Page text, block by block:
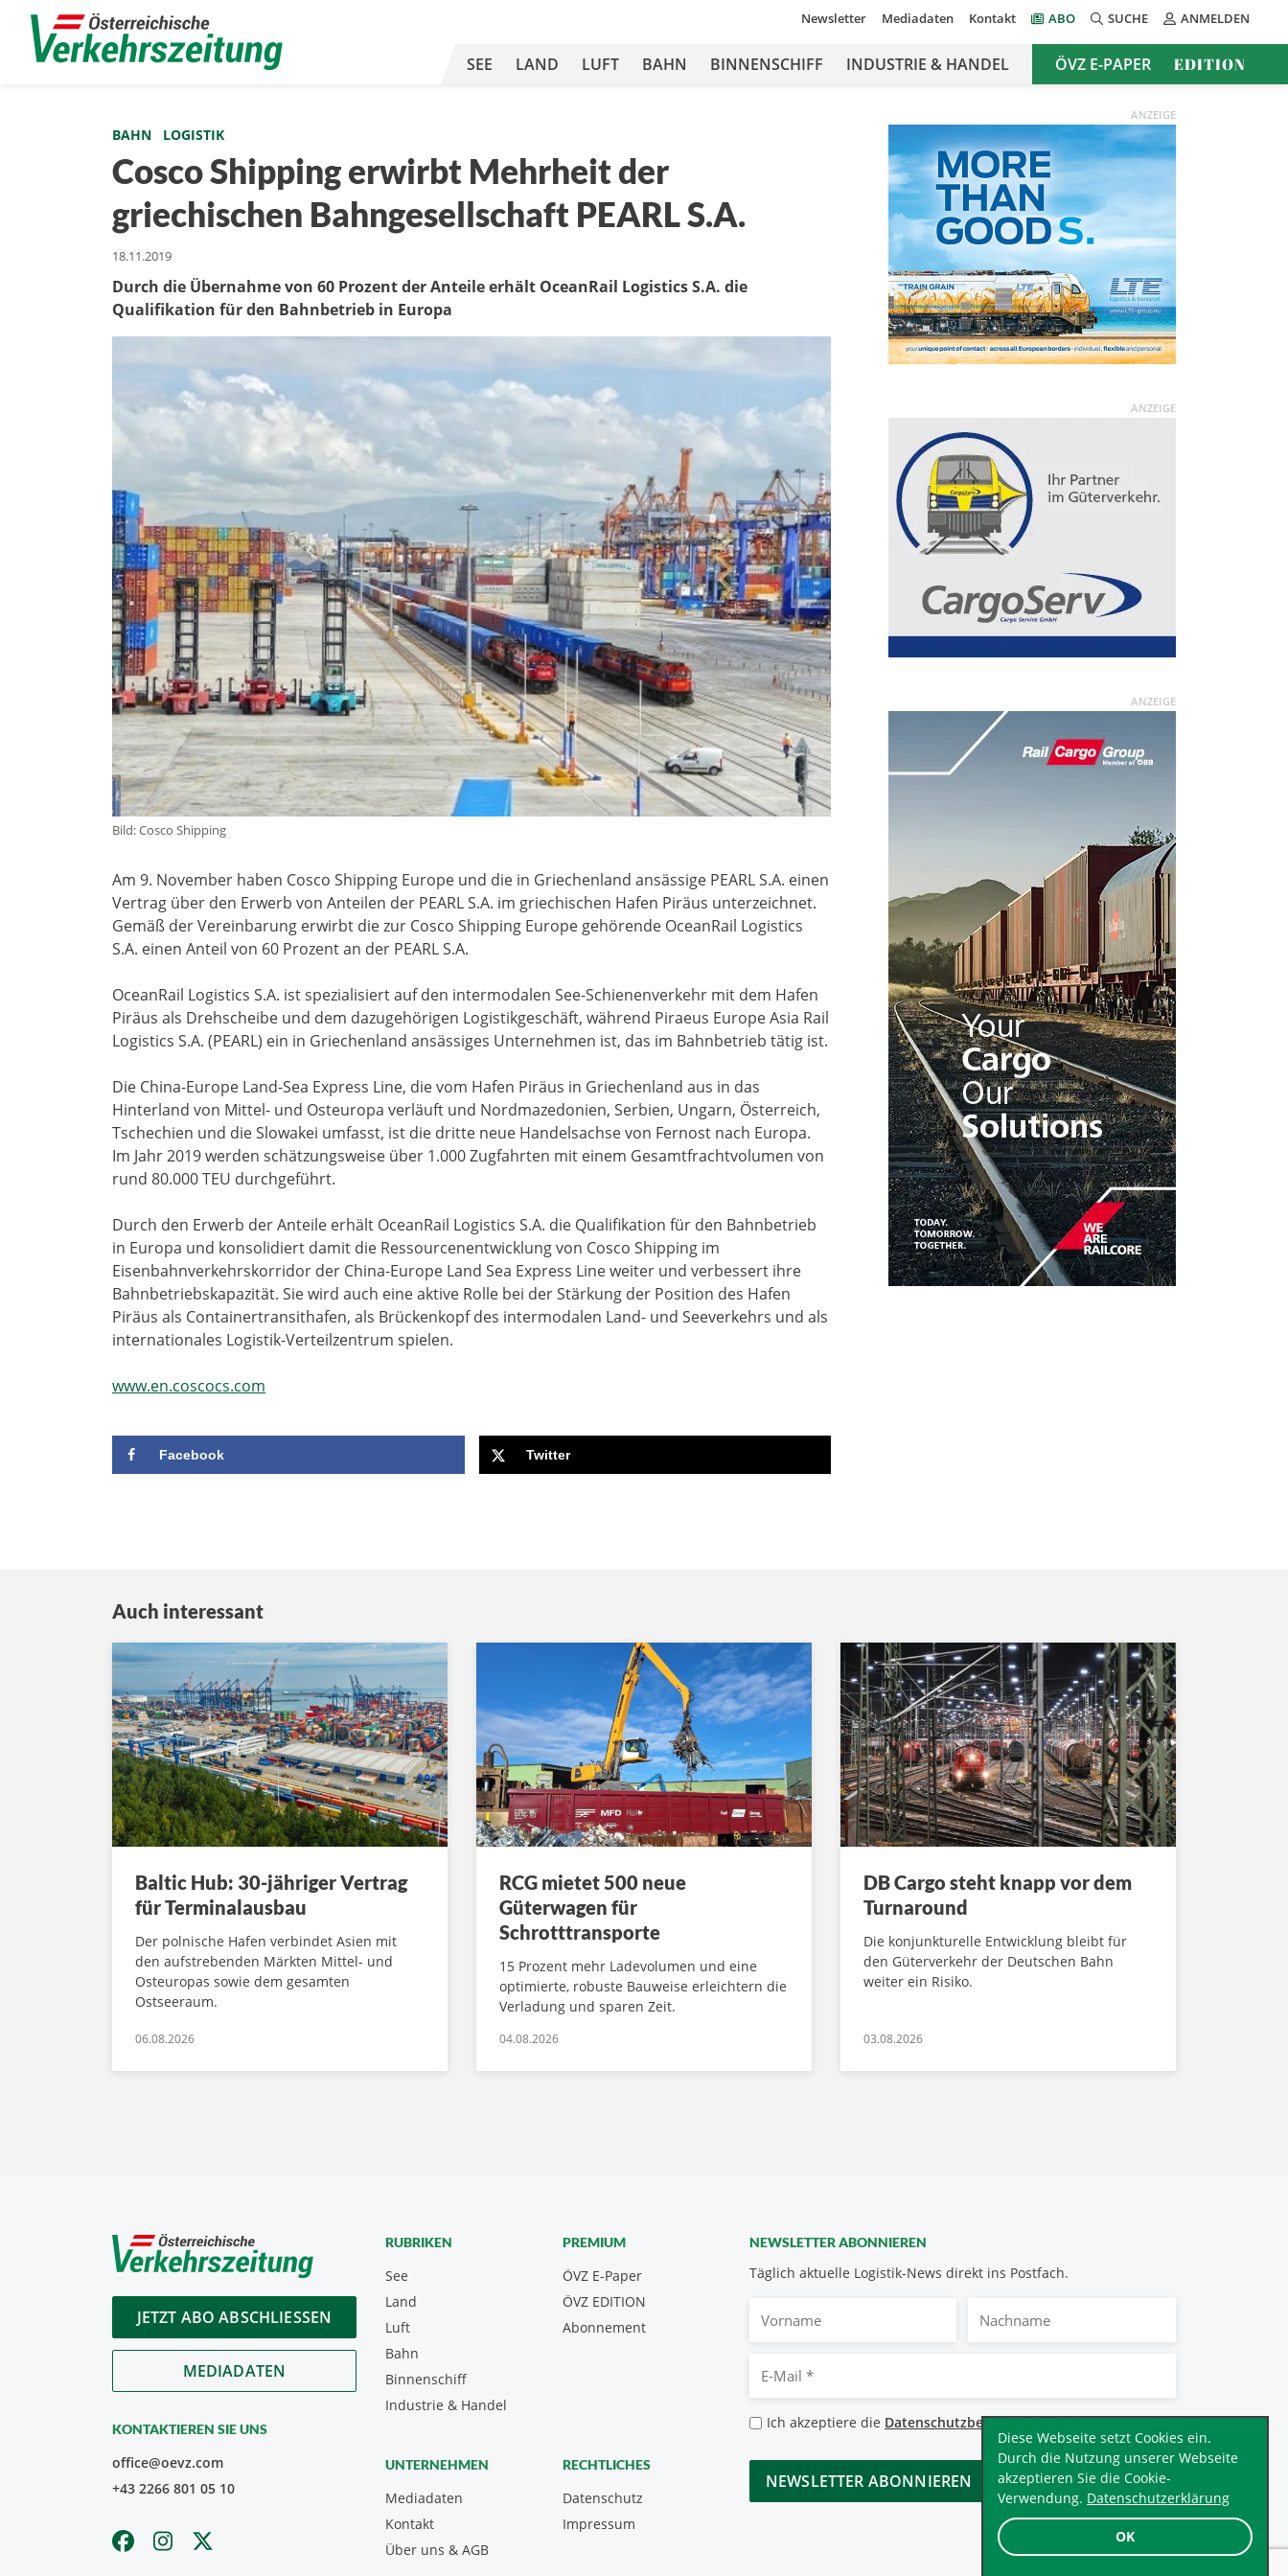
OK
Diese Webseite setzt Cookies ein.
Durch die Nutzung unserer Webseite
akzeptieren Sie die Cookie-
Verwendung. Datenschutzerklärung
Newsletter Mediadaten Kontakt ABO SUCHE ANMELDEN
SEE LAND LUFT BAHN BINNENSCHIFF INDUSTRIE & HANDEL ÖVZ E-PAPER EDITION
BAHN LOGISTIK
Cosco Shipping erwirbt Mehrheit der
griechischen Bahngesellschaft PEARL S.A.
18.11.2019
Durch die Übernahme von 60 Prozent der Anteile erhält OceanRail Logistics S.A. die
Qualifikation für den Bahnbetrieb in Europa
Bild: Cosco Shipping
Am 9. November haben Cosco Shipping Europe und die in Griechenland ansässige PEARL S.A. einen
Vertrag über den Erwerb von Anteilen der PEARL S.A. im griechischen Hafen Piräus unterzeichnet.
Gemäß der Vereinbarung erwirbt die zur Cosco Shipping Europe gehörende OceanRail Logistics
S.A. einen Anteil von 60 Prozent an der PEARL S.A.
OceanRail Logistics S.A. ist spezialisiert auf den intermodalen See-Schienenverkehr mit dem Hafen
Piräus als Drehscheibe und dem dazugehörigen Logistikgeschäft, während Piraeus Europe Asia Rail
Logistics S.A. (PEARL) ein in Griechenland ansässiges Unternehmen ist, das im Bahnbetrieb tätig ist.
Die China-Europe Land-Sea Express Line, die vom Hafen Piräus in Griechenland aus in das
Hinterland von Mittel- und Osteuropa verläuft und Nordmazedonien, Serbien, Ungarn, Österreich,
Tschechien und die Slowakei umfasst, ist die dritte neue Handelsachse von Fernost nach Europa.
Im Jahr 2019 werden schätzungsweise über 1.000 Zugfahrten mit einem Gesamtfrachtvolumen von
rund 80.000 TEU durchgeführt.
Durch den Erwerb der Anteile erhält OceanRail Logistics S.A. die Qualifikation für den Bahnbetrieb
in Europa und konsolidiert damit die Ressourcenentwicklung von Cosco Shipping im
Eisenbahnverkehrskorridor der China-Europe Land Sea Express Line weiter und verbessert ihre
Bahnbetriebskapazität. Sie wird auch eine aktive Rolle bei der Stärkung der Position des Hafen
Piräus als Containertransithafen, als Brückenkopf des intermodalen Land- und Seeverkehrs und als
internationales Logistik-Verteilzentrum spielen.
www.en.coscocs.com
Facebook Twitter
ANZEIGE
ANZEIGE
ANZEIGE
Auch interessant
Baltic Hub: 30-jähriger Vertrag
für Terminalausbau
Der polnische Hafen verbindet Asien mit
den aufstrebenden Märkten Mittel- und
Osteuropas sowie dem gesamten
Ostseeraum.
06.08.2026
RCG mietet 500 neue
Güterwagen für
Schrotttransporte
15 Prozent mehr Ladevolumen und eine
optimierte, robuste Bauweise erleichtern die
Verladung und sparen Zeit.
04.08.2026
DB Cargo steht knapp vor dem
Turnaround
Die konjunkturelle Entwicklung bleibt für
den Güterverkehr der Deutschen Bahn
weiter ein Risiko.
03.08.2026
JETZT ABO ABSCHLIESSEN
MEDIADATEN
KONTAKTIEREN SIE UNS
office@oevz.com
+43 2266 801 05 10
NEWSLETTER ABONNIEREN
Täglich aktuelle Logistik-News direkt ins Postfach.
Mail
Datenschutzbestimmungen
Ich akzeptiere die Datenschutzbestimmungen.*
CAPTCHA
RUBRIKEN
See
Land
Luft
Bahn
Binnenschiff
Industrie & Handel
PREMIUM
ÖVZ E-Paper
Abonnement
ÖVZ EDITION
UNTERNEHMEN
Mediadaten
Kontakt
Über uns & AGB
RECHTLICHES
Datenschutz
Impressum